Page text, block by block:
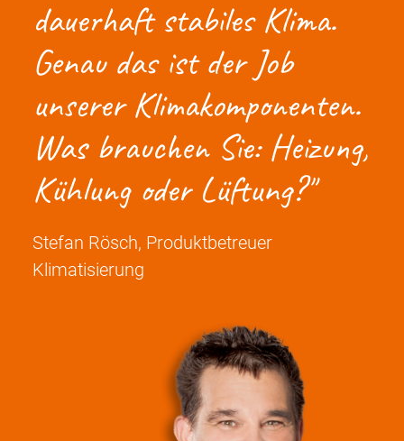
dauerhaft stabiles Klima.
Genau das ist der Job
unserer Klimakomponenten.
Was brauchen Sie: Heizung,
Kühlung oder Lüftung?
Stefan Rösch, Produktbetreuer
Klimatisierung